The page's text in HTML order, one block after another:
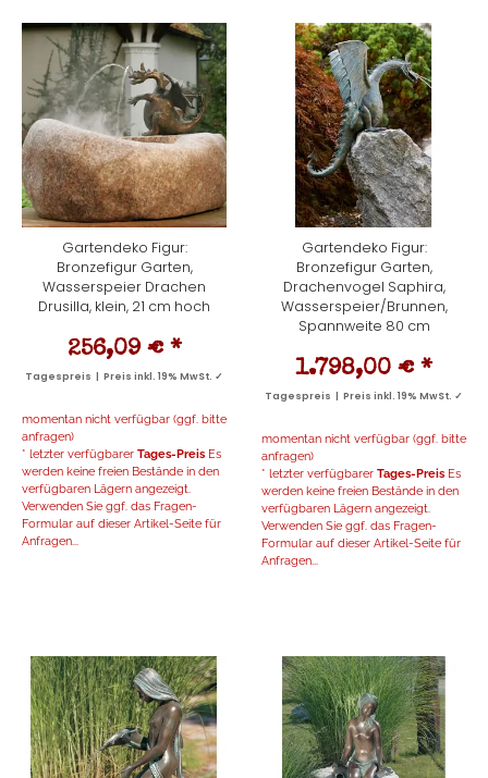
Gartendeko Figur:
Bronzefigur Garten,
Wasserspeier Drachen
Drusilla, klein, 21 cm hoch
256,09 € *
Tagespreis | Preis inkl. 19% MwSt. ✓
momentan nicht verfügbar (ggf. bitte
anfragen)
* letzter verfügbarer Tages-Preis Es
werden keine freien Bestände in den
verfügbaren Lägern angezeigt.
Verwenden Sie ggf. das Fragen-
Formular auf dieser Artikel-Seite für
Anfragen...
Gartendeko Figur:
Bronzefigur Garten,
Drachenvogel Saphira,
Wasserspeier/Brunnen,
Spannweite 80 cm
1.798,00 € *
Tagespreis | Preis inkl. 19% MwSt. ✓
momentan nicht verfügbar (ggf. bitte
anfragen)
* letzter verfügbarer Tages-Preis Es
werden keine freien Bestände in den
verfügbaren Lägern angezeigt.
Verwenden Sie ggf. das Fragen-
Formular auf dieser Artikel-Seite für
Anfragen...